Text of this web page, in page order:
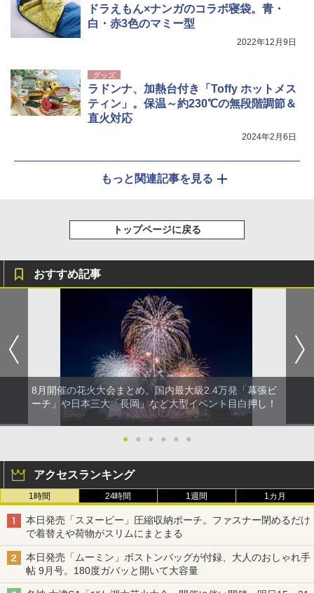
ドラえもん×ナンガのコラボ寝袋。青・
白・赤3色のマミー型
2022年12月9日
グッズ
ラドンナ、加熱台付き「Toffy ホットメス
ティン」。保温～約230℃の無段階調節＆
直火対応
2024年2月6日
もっと関連記事を見る
トップページに戻る
おすすめ記事
8月開催の花火大会まとめ。国内最大級2.4万発「幕張ビ
ーチ」や日本三大「長岡」など大型イベント目白押し！
● ● ● ● ● ●
アクセスランキング
1時間 24時間 1週間 1カ月
本日発売「スヌーピー」圧縮収納ポーチ。ファスナー閉めるだけ
で着替えや荷物がスリムにまとまる
本日発売「ムーミン」ボストンバッグが付録、大人のおしゃれ手
帖 9月号。180度ガバッと開いて大容量